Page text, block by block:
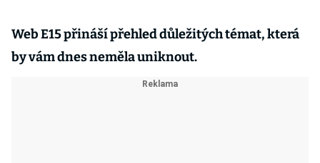
Web E15 přináší přehled důležitých témat, která
by vám dnes neměla uniknout.